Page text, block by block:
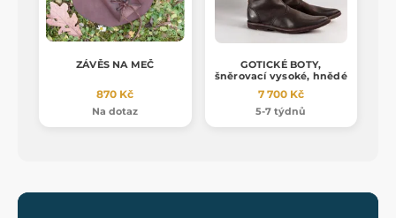
ZÁVĚS NA MEČ
870 Kč
Na dotaz
GOTICKÉ BOTY,
šněrovací vysoké, hnědé
7 700 Kč
5-7 týdnů